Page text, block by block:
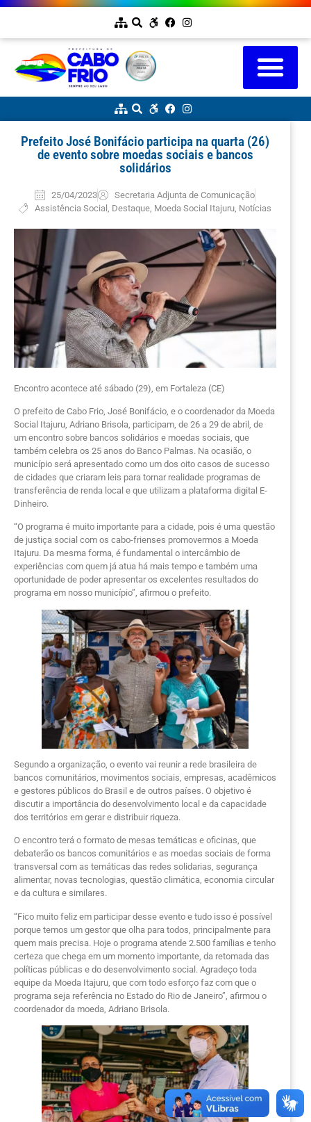
Prefeito José Bonifácio participa na quarta (26)
de evento sobre moedas sociais e bancos
solidários
25/04/2023
Secretaria Adjunta de Comunicação
Assistência Social Destaque Moeda Social Itajuru Notícias
Encontro acontece até sábado (29), em Fortaleza (CE)
O prefeito de Cabo Frio, José Bonifácio, e o coordenador da Moeda
Social Itajuru, Adriano Brisola, participam, de 26 a 29 de abril, de
um encontro sobre bancos solidários e moedas sociais, que
também celebra os 25 anos do Banco Palmas. Na ocasião, o
município será apresentado como um dos oito casos de sucesso
de cidades que criaram leis para tornar realidade programas de
transferência de renda local e que utilizam a plataforma digital E-
Dinheiro.
“O programa é muito importante para a cidade, pois é uma questão
de justiça social com os cabo-frienses promovermos a Moeda
Itajuru. Da mesma forma, é fundamental o intercâmbio de
experiências com quem já atua há mais tempo e também uma
oportunidade de poder apresentar os excelentes resultados do
programa em nosso município”, afirmou o prefeito.
Segundo a organização, o evento vai reunir a rede brasileira de
bancos comunitários, movimentos sociais, empresas, acadêmicos
e gestores públicos do Brasil e de outros países. O objetivo é
discutir a importância do desenvolvimento local e da capacidade
dos territórios em gerar e distribuir riqueza.
O encontro terá o formato de mesas temáticas e oficinas, que
debaterão os bancos comunitários e as moedas sociais de forma
transversal com as temáticas das redes solidarias, segurança
alimentar, novas tecnologias, questão climática, economia circular
e da cultura e similares.
“Fico muito feliz em participar desse evento e tudo isso é possível
porque temos um gestor que olha para todos, principalmente para
quem mais precisa. Hoje o programa atende 2.500 famílias e tenho
certeza que chega em um momento importante, da retomada das
políticas públicas e do desenvolvimento social. Agradeço toda
equipe da Moeda Itajuru, que com todo esforço faz com que o
programa seja referência no Estado do Rio de Janeiro”, afirmou o
coordenador da moeda, Adriano Brisola.